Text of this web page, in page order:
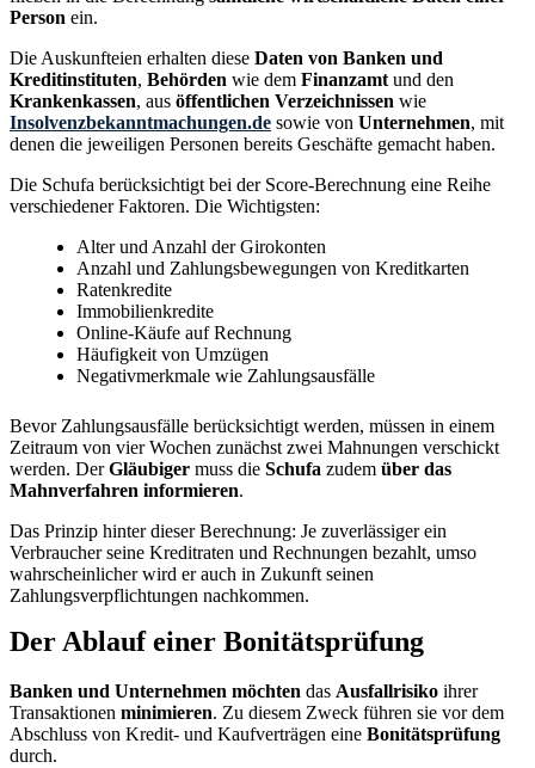
Person ein.
Die Auskunfteien erhalten diese Daten von Banken und
Kreditinstituten, Behörden wie dem Finanzamt und den
Krankenkassen, aus öffentlichen Verzeichnissen wie
Insolvenzbekanntmachungen.de sowie von Unternehmen, mit
denen die jeweiligen Personen bereits Geschäfte gemacht haben.
Die Schufa berücksichtigt bei der Score-Berechnung eine Reihe
verschiedener Faktoren. Die Wichtigsten:
Alter und Anzahl der Girokonten
Anzahl und Zahlungsbewegungen von Kreditkarten
Ratenkredite
Immobilienkredite
Online-Käufe auf Rechnung
Häufigkeit von Umzügen
Negativmerkmale wie Zahlungsausfälle
Bevor Zahlungsausfälle berücksichtigt werden, müssen in einem
Zeitraum von vier Wochen zunächst zwei Mahnungen verschickt
werden. DerGläubiger muss die Schufa zudem über das
Mahnverfahren informieren.
Das Prinzip hinter dieser Berechnung: Je zuverlässiger ein
Verbraucher seine Kreditraten und Rechnungen bezahlt, umso
wahrscheinlicher wird er auch in Zukunft seinen
Zahlungsverpflichtungen nachkommen.
Der Ablauf einer Bonitätsprüfung
Banken und Unternehmen möchten das Ausfallrisiko ihrer
Transaktionen minimieren. Zu diesem Zweck führen sie vor dem
Abschluss von Kredit- und Kaufverträgen eine Bonitätsprüfung
durch.